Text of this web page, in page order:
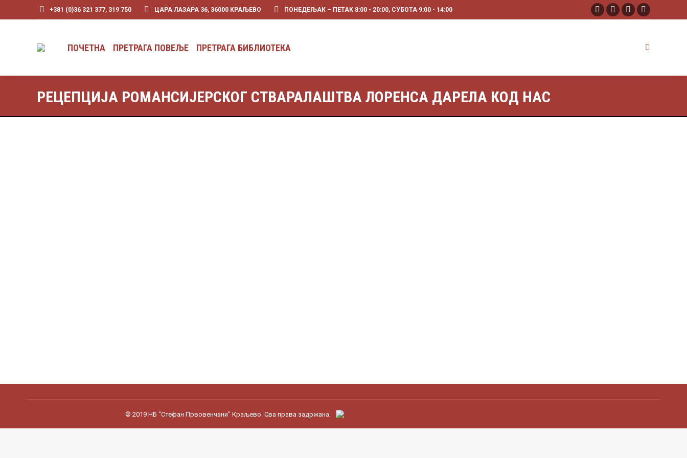
+381 (0)36 321 377, 319 750 ЦАРА ЛАЗАРА 36, 36000 KРАЉЕВО ПОНЕДЕЉАК – ПЕТАК 8:00 - 20:00, СУБОТА 9:00 - 14:00
ПОЧЕТНА ПРЕТРАГА ПОВЕЉЕ ПРЕТРАГА БИБЛИОТЕКА
РЕЦЕПЦИЈА РОМАНСИЈЕРСКОГ СТВАРАЛАШТВА ЛОРЕНСА ДАРЕЛА КОД НАС
© 2019 НБ "Стефан Првовенчани" Краљево. Сва права задржана.